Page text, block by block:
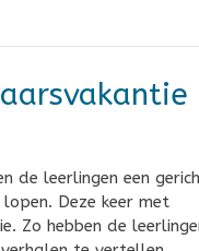
de leerlingen een
Deze keer met
Zo hebben de